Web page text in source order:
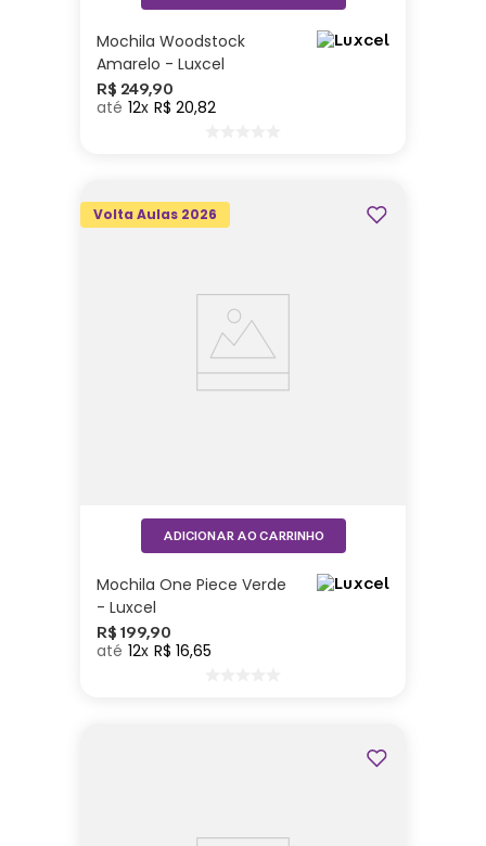
Mochila Woodstock
Amarelo - Luxcel
R$ 249,90
12 R$ 20,82
Volta Aulas 2026
Mochila One Piece Verde
- Luxcel
R$ 199,90
12 R$ 16,65
ADICIONAR AO CARRINHO